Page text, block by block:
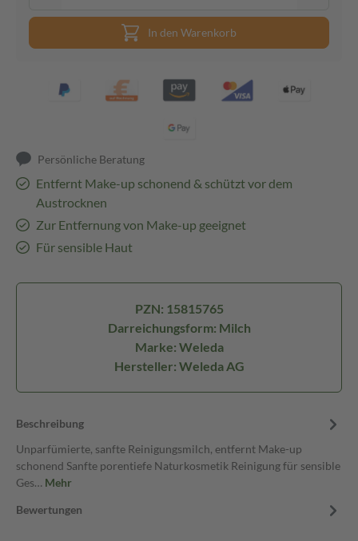
In den Warenkorb
Persönliche Beratung
Entfernt Make-up schonend & schützt vor dem
Austrocknen
Zur Entfernung von Make-up geeignet
Für sensible Haut
PZN: 15815765
Darreichungsform: Milch
Marke: Weleda
Hersteller: Weleda AG
Beschreibung
Unparfümierte, sanfte Reinigungsmilch, entfernt Make-up
schonend Sanfte porentiefe Naturkosmetik Reinigung für sensible
Ges… Mehr
Bewertungen